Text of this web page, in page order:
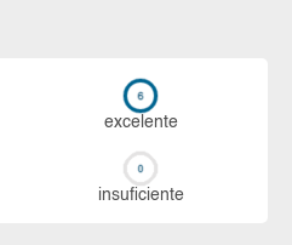
ex­ce­len­te
in­su­fi­cien­te